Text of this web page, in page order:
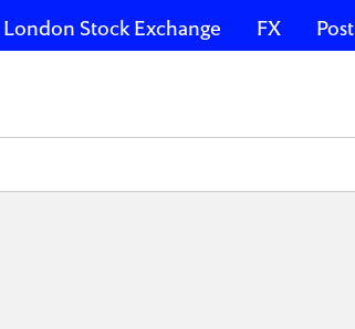
London Stock Exchange FX